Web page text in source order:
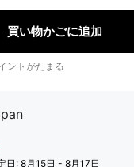
買い物かごに追加
ントがたまる
日: 8月15日 - 8月17日